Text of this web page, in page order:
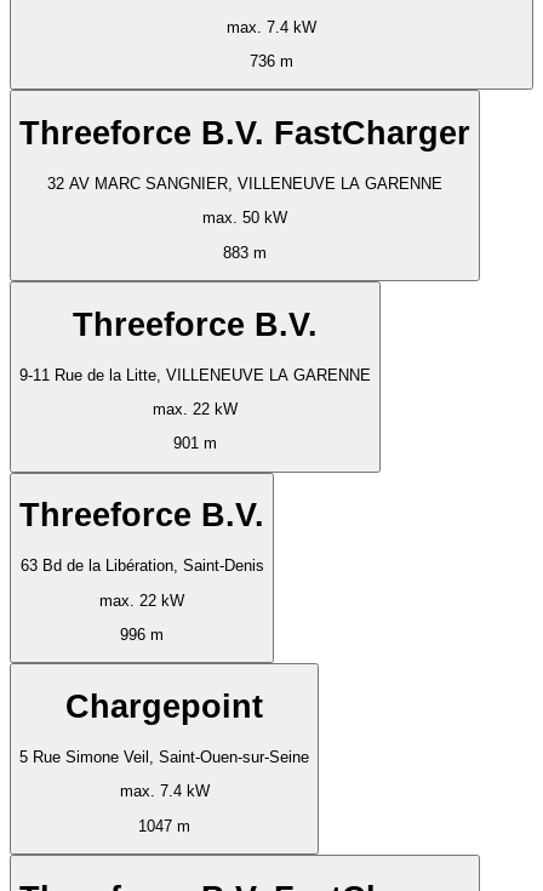
max. 7.4 kW
736 m
Threeforce B.V. FastCharger
32 AV MARC SANGNIER, VILLENEUVE LA GARENNE
max. 50 kW
883 m
Threeforce B.V.
9-11 Rue de la Litte, VILLENEUVE LA GARENNE
max. 22 kW
901 m
Threeforce B.V.
63 Bd de la Libération, Saint-Denis
max. 22 kW
996 m
Chargepoint
5 Rue Simone Veil, Saint-Ouen-sur-Seine
max. 7.4 kW
1047 m